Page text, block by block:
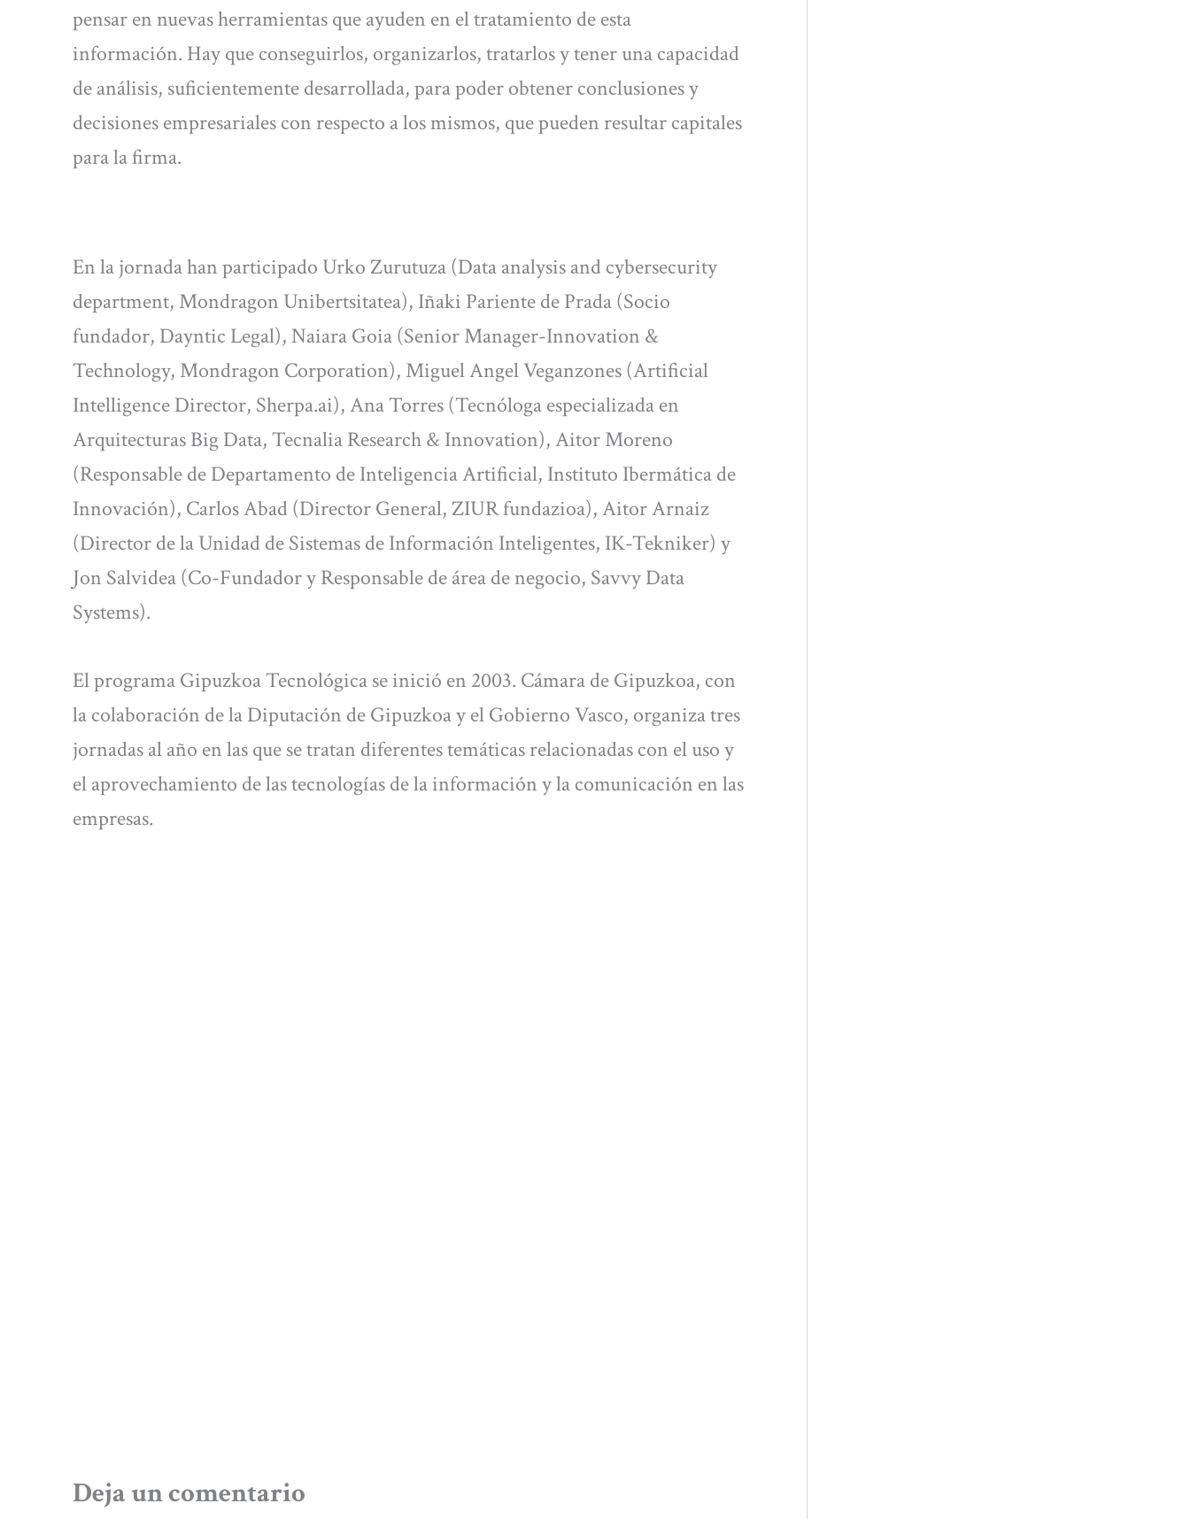
pensar en nuevas herramientas que ayuden en el tratamiento de esta
información. Hay que conseguirlos, organizarlos, tratarlos y tener una capacidad
de análisis, suficientemente desarrollada, para poder obtener conclusiones y
decisiones empresariales con respecto a los mismos, que pueden resultar capitales
para la firma.
En la jornada han participado Urko Zurutuza (Data analysis and cybersecurity
department, Mondragon Unibertsitatea), Iñaki Pariente de Prada (Socio
fundador, Dayntic Legal), Naiara Goia (Senior Manager-Innovation &
Technology, Mondragon Corporation), Miguel Angel Veganzones (Artificial
Intelligence Director, Sherpa.ai), Ana Torres (Tecnóloga especializada en
Arquitecturas Big Data, Tecnalia Research & Innovation), Aitor Moreno
(Responsable de Departamento de Inteligencia Artificial, Instituto Ibermática de
Innovación), Carlos Abad (Director General, ZIUR fundazioa), Aitor Arnaiz
(Director de la Unidad de Sistemas de Información Inteligentes, IK-Tekniker) y
Jon Salvidea (Co-Fundador y Responsable de área de negocio, Savvy Data
Systems).
El programa Gipuzkoa Tecnológica se inició en 2003. Cámara de Gipuzkoa, con
la colaboración de la Diputación de Gipuzkoa y el Gobierno Vasco, organiza tres
jornadas al año en las que se tratan diferentes temáticas relacionadas con el uso y
el aprovechamiento de las tecnologías de la información y la comunicación en las
empresas.
Deja un comentario